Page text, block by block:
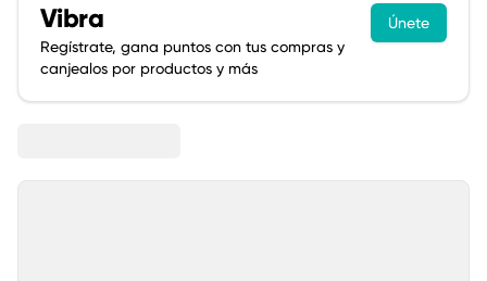
Vibra
Regístrate, gana puntos con tus compras y
canjealos por productos y más
Únete